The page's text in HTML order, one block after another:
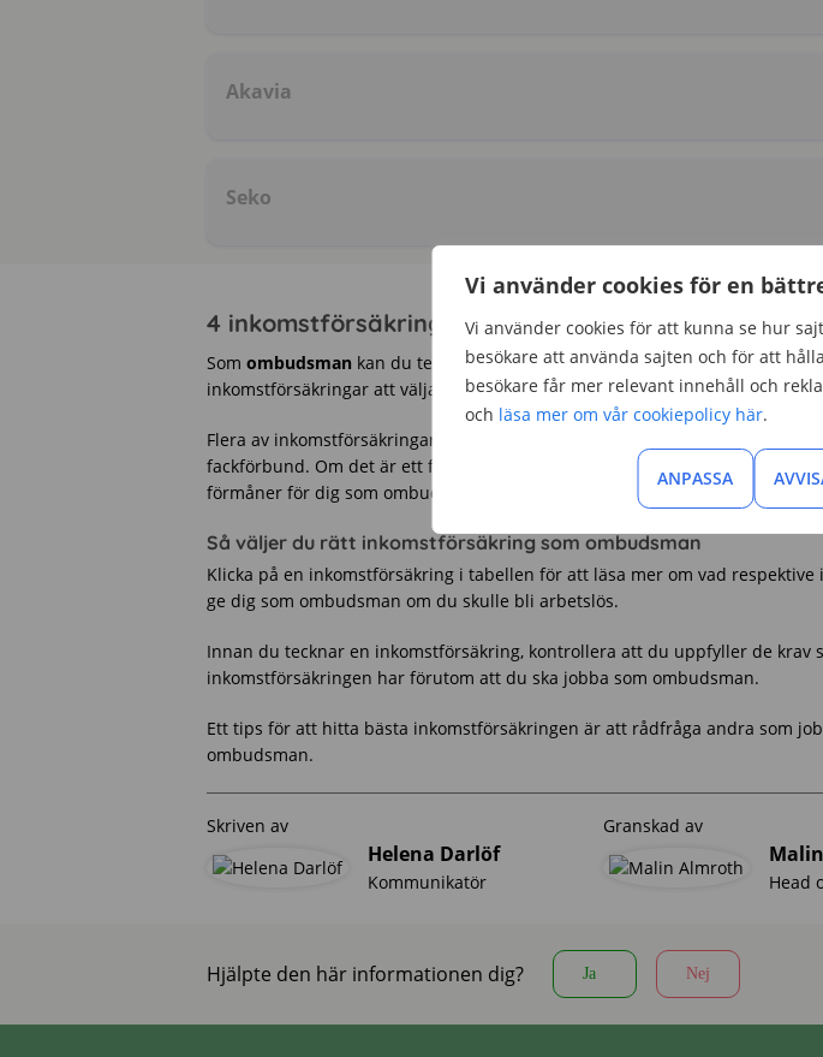
Vi använder cookies för en
Vi använder cookies för att kunna se hur
besökare att använda sajten och för att
besökare får mer relevant innehåll och
och läsa mer om vår cookiepolicy här.
ANPASSA
Akavia
Seko
4 inkomstförsäkringar att välja på som ombudsman
Som ombudsman kan du teckna någon av inkomstförsäkringarna ovanför.
inkomstförsäkringar att välja på som ombudsman.
Flera av inkomstförsäkringarna är en förmån som ingår om du som
fackförbund. Om det är ett fackförbund som erbjuder inkomstförsäkringen
förmåner för dig som ombudsman som inte ingår i fristående
Så väljer du rätt inkomstförsäkring som ombudsman
Klicka på en inkomstförsäkring i tabellen för att läsa mer om vad respektive
ge dig som ombudsman om du skulle bli arbetslös.
Innan du tecknar en inkomstförsäkring, kontrollera att du uppfyller de krav
inkomstförsäkringen har förutom att du ska jobba som ombudsman.
Ett tips för att hitta bästa inkomstförsäkringen är att rådfråga andra som
ombudsman.
Skriven av
Helena Darlöf
Kommunikatör
Granskad av
Head
Hjälpte den här informationen dig? Ja Nej